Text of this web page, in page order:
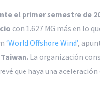
el primer semestre de
con 1.627 MG más en lo
‘World Offshore Wind’,
La organización
que haya una